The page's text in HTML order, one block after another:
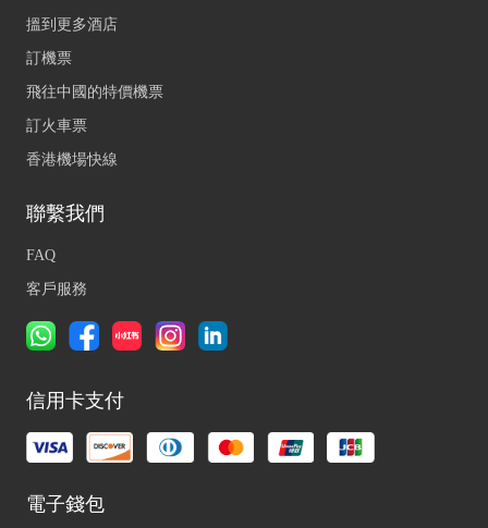
搵到更多酒店
訂機票
飛往中國的特價機票
訂火車票
香港機場快線
聯繫我們
FAQ
客戶服務
信用卡支付
電子錢包